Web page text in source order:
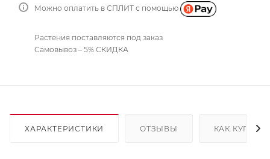
Можно оплатить в СПЛИТ с помощью
Растения поставляются под заказ
Самовывоз – 5% СКИДКА
ХАРАКТЕРИСТИКИ ОТЗЫВЫ КАК КУПИТЬ